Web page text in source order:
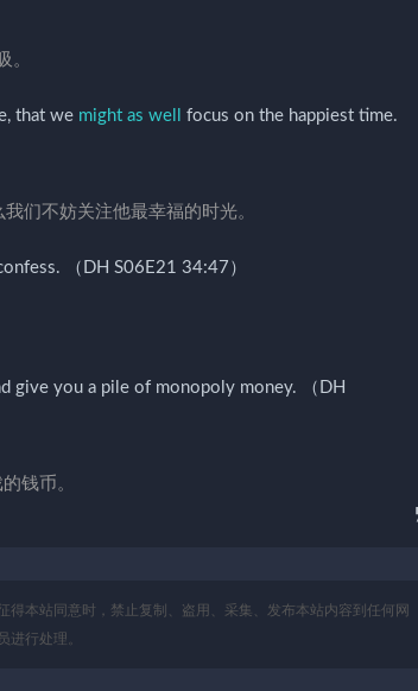
。
that we might as well
focus on the happiest time.
们不妨关注他最幸福的时光。
（DH S06E21 34:47）
give you a pile of monopoly money. （DH
钱币。
本站同意时，禁止复制、盗用、采集、发布本站内容到任何网
进行处理。